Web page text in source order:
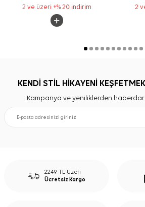
2 ve üzeri +% 20 indirim 2
KENDİ STİL HİKAYENİ
Kampanya ve yeniliklerden
2249 TL Üzeri
Ücretsiz Kargo